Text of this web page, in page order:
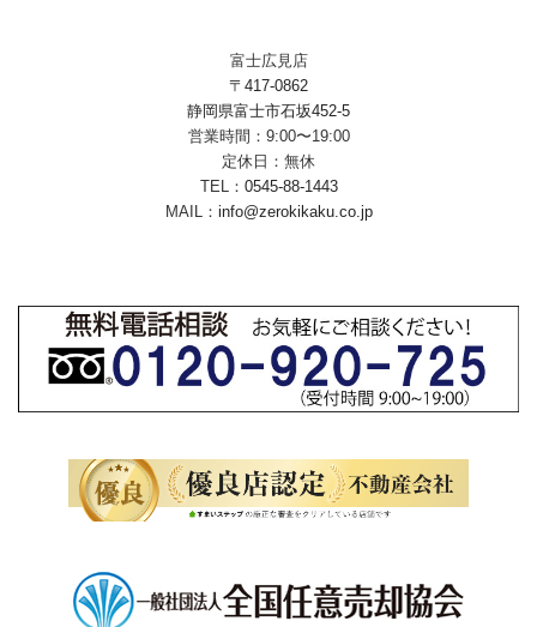
富士広見店
〒417-0862
静岡県富士市石坂452-5
営業時間：9:00〜19:00
定休日：無休
TEL： 0545-88-1443
MAIL： info@zerokikaku.co.jp